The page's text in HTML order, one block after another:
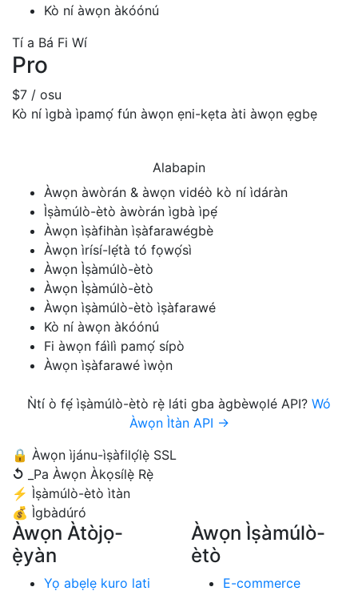
Kò ní àwọn àkóónú
Tí a Bá Fi Wí
Pro
$7 / osu
Kò ní ìgbà ìpamọ́ fún àwọn ẹni-kẹta àti àwọn ẹgbẹ
Alabapin
Àwọn àwòrán & àwọn vidéò kò ní ìdáràn
Ìṣàmúlò-ètò àwòrán ìgbà ìpẹ́
Àwọn ìṣàfihàn ìṣàfarawégbè
Àwọn ìrísí-lẹ́tà tó fọwọ́sì
Àwọn Ìṣàmúlò-ètò
Àwọn Ìṣàmúlò-ètò
Àwọn ìṣàmúlò-ètò ìṣàfarawé
Kò ní àwọn àkóónú
Fi àwọn fáìlì pamọ́ sípò
Àwọn ìṣàfarawé ìwọ̀n
Ǹtí ò fẹ́ ìṣàmúlò-ètò rẹ̀ láti gba àgbèwọlé API? Wó
Àwọn Ìtàn API →
🔒 Àwọn ìjánu-ìṣàfilọ́lẹ̀ SSL
↺
_Pa Àwọn Àkọsílẹ̀ Rẹ̀
⚡ Ìṣàmúlò-ètò ìtàn
💰 Ìgbàdúró
Àwọn Àtòjọ-
ẹ̀yàn
Yọ abẹlẹ kuro lati
Àwọn Ìṣàmúlò-
ètò
E-commerce